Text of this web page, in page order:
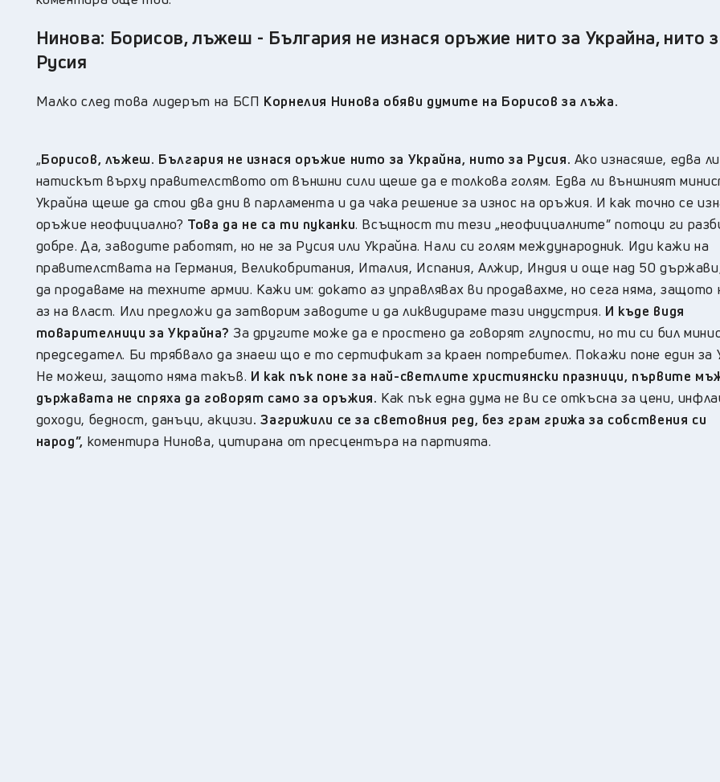
Нинова: Борисов, лъжеш - България не изнася оръжие нито за Украйна, нито
Русия
Малко след това лидерът на БСП Корнелия Нинова обяви думите на Борисов за лъжа.
„Борисов, лъжеш. България не изнася оръжие нито за Украйна, нито за Русия. Ако изнасяше, едва
натискът върху правителството от външни сили щеше да е толкова голям. Едва ли външният
Украйна щеше да стои два дни в парламента и да чака решение за износ на оръжия. И как точно се
оръжие неофициално? Това да не са ти пуканки. Всъщност ти тези „неофициалните” потоци ги
добре. Да, заводите работят, но не за Русия или Украйна. Нали си голям международник. Иди кажи на
правителствата на Германия, Великобритания, Италия, Испания, Алжир, Индия и още над 50
да продаваме на техните армии. Кажи им: докато аз управлявах ви продавахме, но сега няма, защото
аз на власт. Или предложи да затворим заводите и да ликвидираме тази индустрия. И къде видя
товарителници за Украйна? За другите може да е простено да говорят глупости, но ти си бил
председател. Би трябвало да знаеш що е то сертификат за краен потребител. Покажи поне един за
Не можеш, защото няма такъв. И как пък поне за най-светлите християнски празници, първите
държавата не спряха да говорят само за оръжия. Как пък една дума не ви се откъсна за цени,
доходи, бедност, данъци, акцизи. Загрижили се за световния ред, без грам грижа за собствения си
народ”, коментира Нинова, цитирана от пресцентъра на партията.